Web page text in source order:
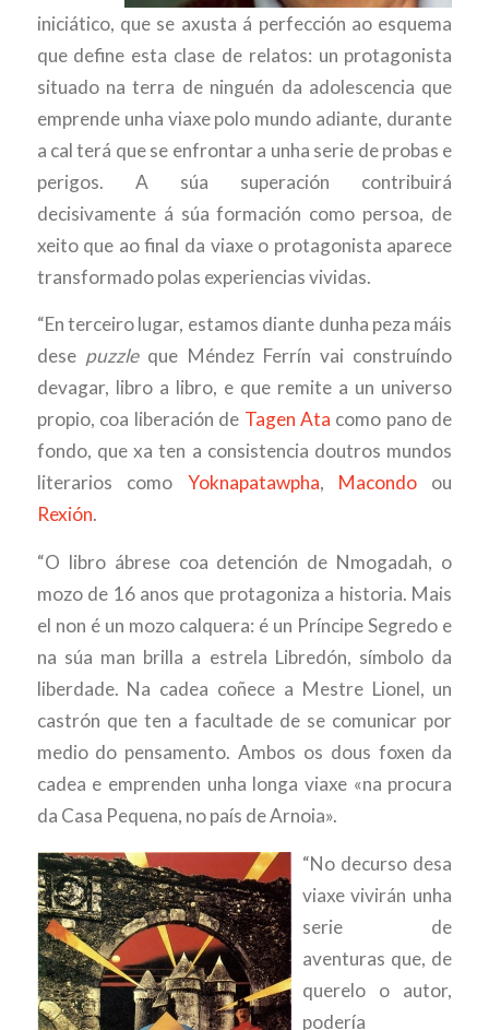
iniciático, que se axusta á perfección ao esquema
que define esta clase de relatos: un protagonista
situado na terra de ninguén da adolescencia que
emprende unha viaxe polo mundo adiante, durante
a cal terá que se enfrontar a unha serie de probas e
perigos. A súa superación contribuirá
decisivamente á súa formación como persoa, de
xeito que ao final da viaxe o protagonista aparece
transformado polas experiencias vividas.
“En terceiro lugar, estamos diante dunha peza máis
dese puzzle que Méndez Ferrín vai construíndo
devagar, libro a libro, e que remite a un universo
propio, coa liberación de Tagen Ata como pano de
fondo, que xa ten a consistencia doutros mundos
literarios como Yoknapatawpha, Macondoou
Rexión.
“O libro ábrese coa detención de Nmogadah, o
mozo de 16 anos que protagoniza a historia. Mais
el non é un mozo calquera: é un Príncipe Segredo e
na súa man brilla a estrela Libredón, símbolo da
liberdade. Na cadea coñece a Mestre Lionel, un
castrón que ten a facultade de se comunicar por
medio do pensamento. Ambos os dous foxen da
cadea e emprenden unha longa viaxe «na procura
da Casa Pequena, no país de Arnoia».
“No decurso desa
viaxe vivirán unha
serie de
aventuras que, de
querelo o autor,
podería